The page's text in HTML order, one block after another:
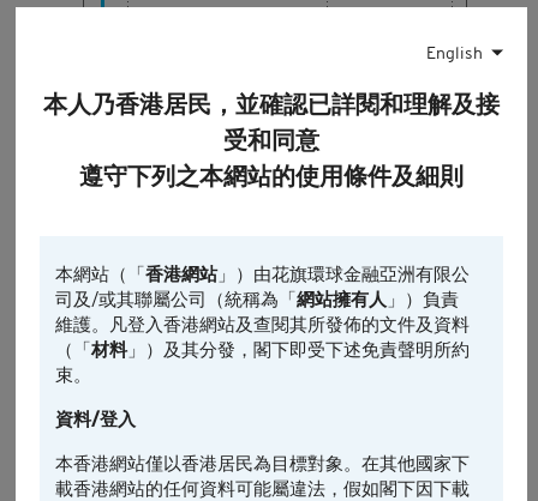
English
本人乃香港居民，並確認已詳閱和理解及接
受和同意
遵守下列之本網站的使用條件及細則
本網站（「香港網站」）由花旗環球金融亞洲有限公
司及/或其聯屬公司（統稱為「網站擁有人 」）負責
維護。凡登入香港網站及查閱其所發佈的文件及資料
（「材料」）及其分發，閣下即受下述免責聲明所約
束。
資料/登入
本香港網站僅以香港居民為目標對象。在其他國家下
載香港網站的任何資料可能屬違法，假如閣下因下載
相關資產的前收市價
最後更新時間: 2026-08-06, 16:35
1日
引伸波幅變動% (5日)